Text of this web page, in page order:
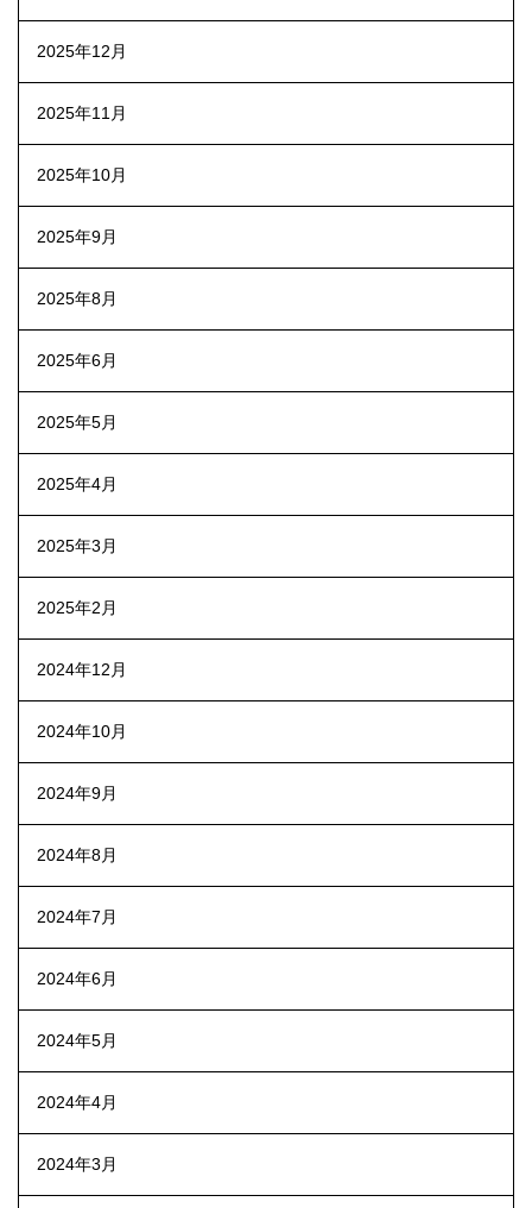
2025年12月
2025年11月
2025年10月
2025年9月
2025年8月
2025年6月
2025年5月
2025年4月
2025年3月
2025年2月
2024年12月
2024年10月
2024年9月
2024年8月
2024年7月
2024年6月
2024年5月
2024年4月
2024年3月